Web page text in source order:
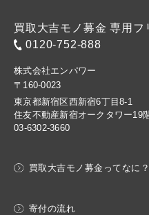
買取大吉モノ募金 専用フ
0120-752-888
株式会社エンパワー
〒160-0023
東京都新宿区西新宿6丁目8-1
住友不動産新宿オークタワー19
03-6302-3660
買取大吉モノ募金ってなに？
寄付の流れ